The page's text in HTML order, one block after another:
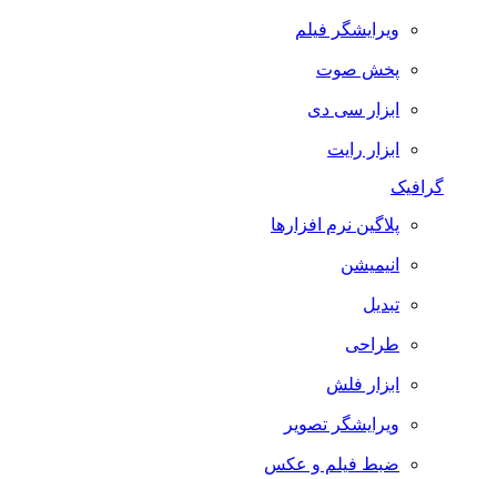
ویرایشگر فیلم
پخش صوت
ابزار سی دی
ابزار رایت
گرافیک
پلاگین نرم افزارها
انیمیشن
تبدیل
طراحی
ابزار فلش
ویرایشگر تصویر
ضبط فيلم و عكس